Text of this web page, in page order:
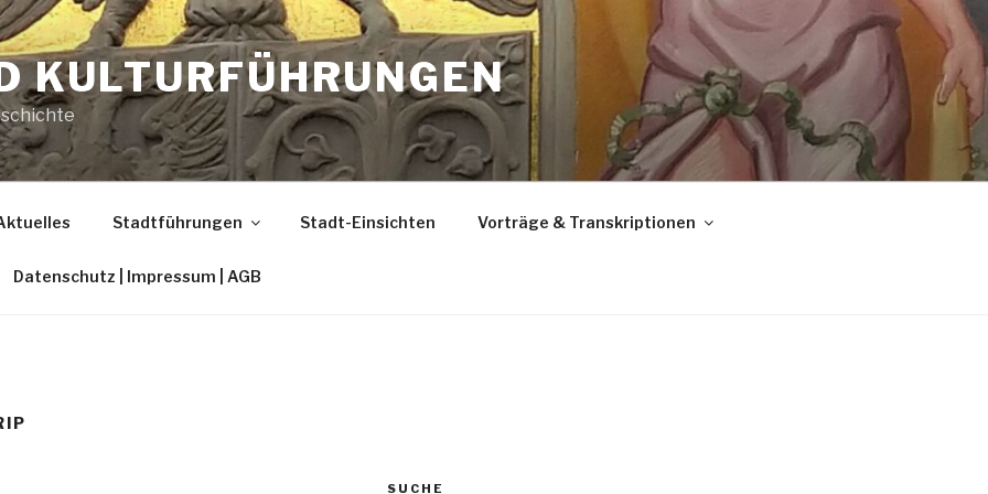
KULTURFÜHRUNGEN
Stadtführungen Stadt-Einsichten Vorträge & Transkriptionen
Datenschutz | Impressum | AGB
SUCHE